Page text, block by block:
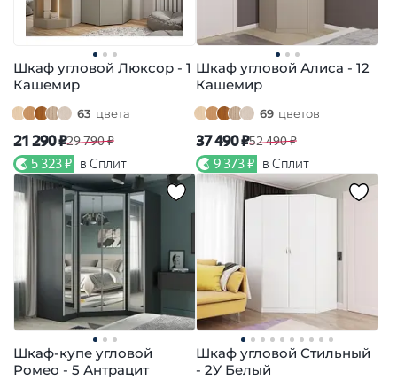
Шкаф угловой Люксор - 1
Кашемир
63 цвета
21 290 ₽29 790 ₽
5 323 ₽ в Сплит
Шкаф угловой Алиса - 12
Кашемир
69 цветов
37 490 ₽52 490 ₽
9 373 ₽ в Сплит
Шкаф-купе угловой
Ромео - 5 Антрацит
Шкаф угловой Стильный
- 2У Белый